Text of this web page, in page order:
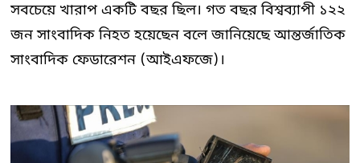
সবচেয়ে খারাপ একটি বছর ছিল। গত বছর বিশ্বব্যাপী ১২২
জন সাংবাদিক নিহত হয়েছেন বলে জানিয়েছে আন্তর্জাতিক
সাংবাদিক ফেডারেশন (আইএফজে)।